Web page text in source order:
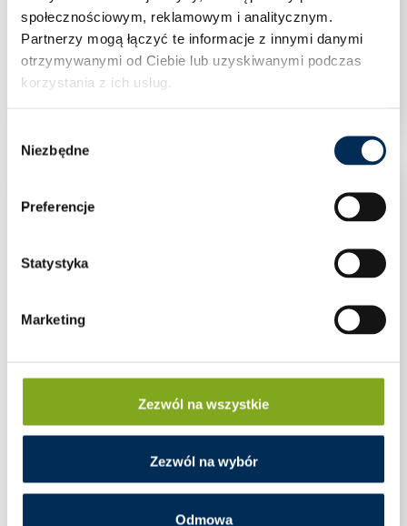
społecznościowym, reklamowym i analitycznym.
Partnerzy mogą łączyć te informacje z innymi danymi
otrzymywanymi od Ciebie lub uzyskiwanymi podczas
korzystania z ich usług.
zgody
Niezbędne
Preferencje
Statystyka
Marketing
Zezwól na wszystkie
Zezwól na wybór
Odmowa
Klimatyzacja Rotenso Revio X 3,5 kW jednostka
wewnętrzna RO35Xi